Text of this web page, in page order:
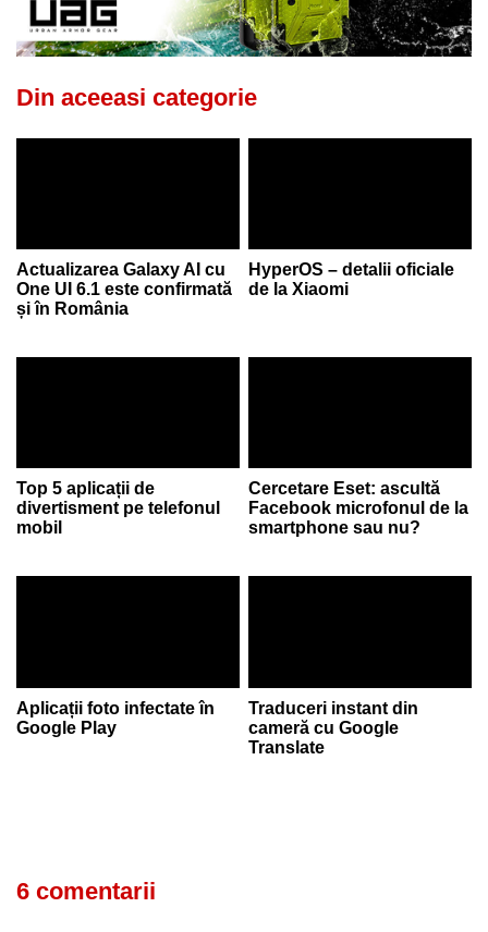
Din aceeasi categorie
Actualizarea Galaxy AI cu
One UI 6.1 este confirmată
și în România
HyperOS – detalii oficiale
de la Xiaomi
Top 5 aplicații de
divertisment pe telefonul
mobil
Cercetare Eset: ascultă
Facebook microfonul de la
smartphone sau nu?
Aplicații foto infectate în
Google Play
Traduceri instant din
cameră cu Google
Translate
6 comentarii